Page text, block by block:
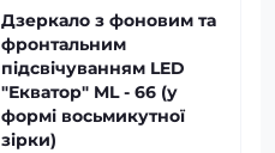
Дзеркало з фоновим та
фронтальним
підсвічуванням LED
"Екватор" ML - 66 (у
формі восьмикутної
зірки)